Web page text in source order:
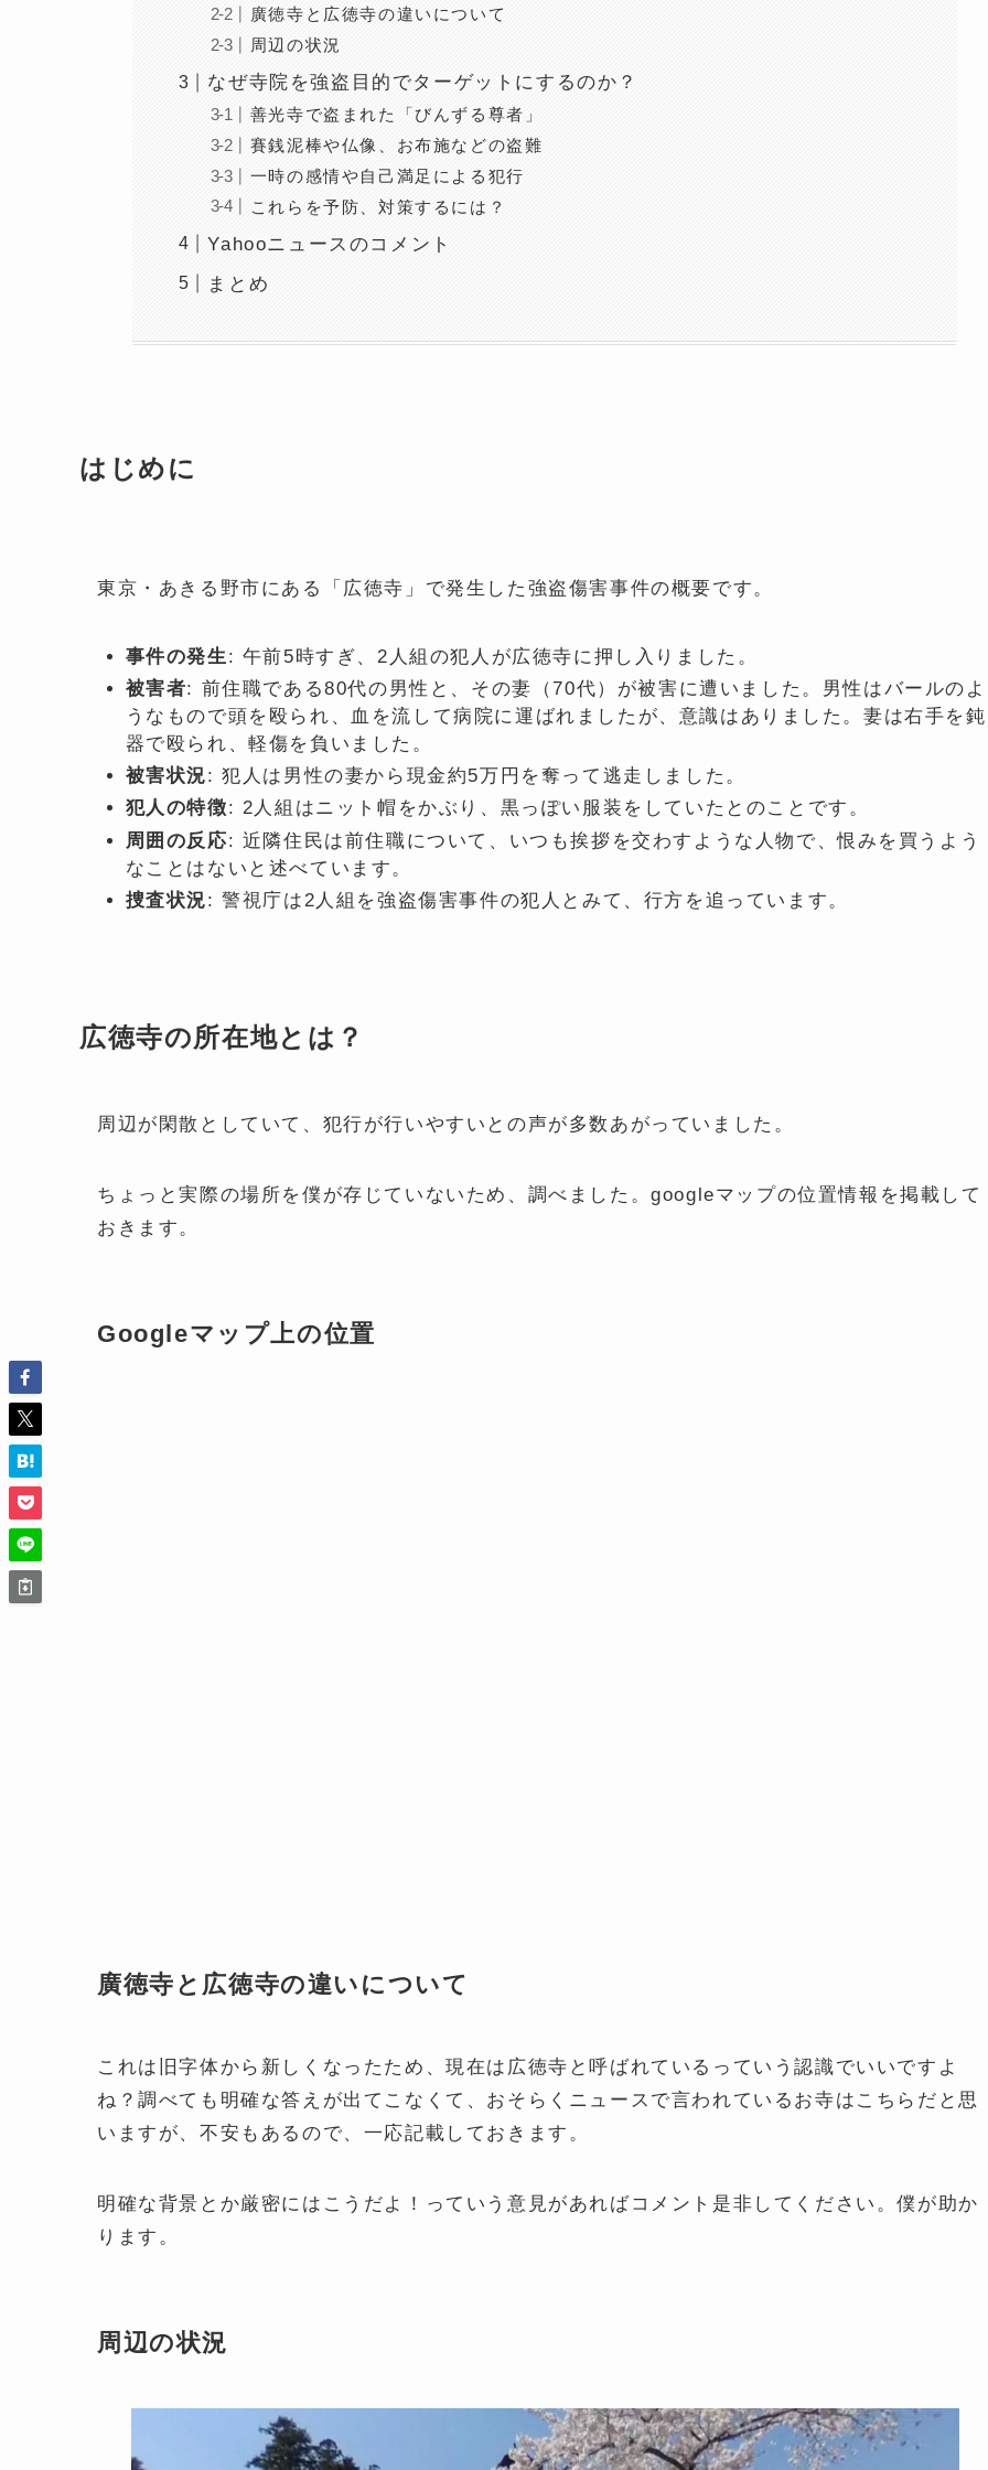
廣徳寺と広徳寺の違いについて
周辺の状況
なぜ寺院を強盗目的でターゲットにするのか？
善光寺で盗まれた「びんずる尊者」
賽銭泥棒や仏像、お布施などの盗難
一時の感情や自己満足による犯行
これらを予防、対策するには？
Yahooニュースのコメント
まとめ
はじめに
東京・あきる野市にある「広徳寺」で発生した強盗傷害事件の概要です。
事件の発生 : 午前5時すぎ、2人組の犯人が広徳寺に押し入りました。
被害者: 前住職である80代の男性と、その妻（70代）が被害に遭いました。男性はバールのよ
うなもので頭を殴られ、血を流して病院に運ばれましたが、意識はありました。妻は右手を鈍
器で殴られ、軽傷を負いました。
被害状況: 犯人は男性の妻から現金約5万円を奪って逃走しました。
犯人の特徴: 2人組はニット帽をかぶり、黒っぽい服装をしていたとのことです。
周囲の反応: 近隣住民は前住職について、いつも挨拶を交わすような人物で、恨みを買うよう
なことはないと述べています。
捜査状況: 警視庁は2人組を強盗傷害事件の犯人とみて、行方を追っています。
広徳寺の所在地とは？
周辺が閑散としていて、犯行が行いやすいとの声が多数あがっていました。
ちょっと実際の場所を僕が存じていないため、調べました。googleマップの位置情報を掲載して
おきます。
Googleマップ上の位置
廣徳寺と広徳寺の違いについて
これは旧字体から新しくなったため、現在は広徳寺と呼ばれているっていう認識でいいですよ
ね？調べても明確な答えが出てこなくて、おそらくニュースで言われているお寺はこちらだと思
いますが、不安もあるので、一応記載しておきます。
明確な背景とか厳密にはこうだよ！っていう意見があればコメント是非してください。僕が助か
ります。
周辺の状況